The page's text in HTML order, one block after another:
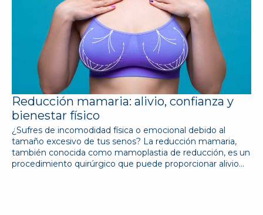
Reducción mamaria: alivio, confianza y
bienestar físico
¿Sufres de incomodidad física o emocional debido al
tamaño excesivo de tus senos? La reducción mamaria,
también conocida como mamoplastia de reducción, es un
procedimiento quirúrgico que puede proporcionar alivio…